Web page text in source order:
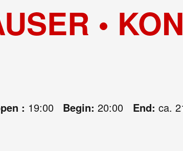
•
: 19:00 Begin: 20:00 End: ca.